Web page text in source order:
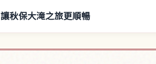
讓秋保大滝之旅更順暢